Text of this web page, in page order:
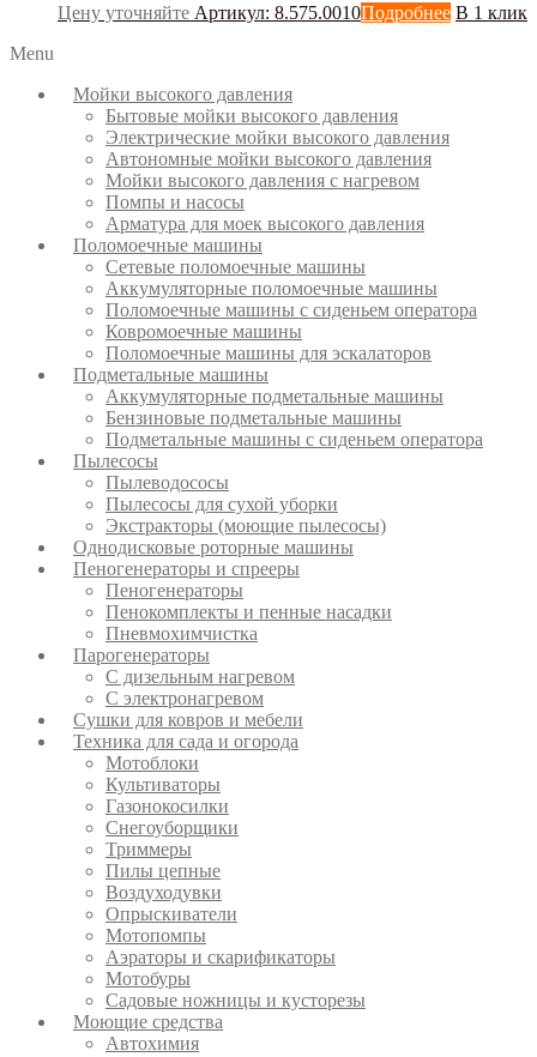
Цену уточняйте Артикул: 8.575.0010Подробнее В 1 клик
Menu
Мойки высокого давления
Бытовые мойки высокого давления
Электрические мойки высокого давления
Автономные мойки высокого давления
Мойки высокого давления с нагревом
Помпы и насосы
Арматура для моек высокого давления
Поломоечные машины
Сетевые поломоечные машины
Аккумуляторные поломоечные машины
Поломоечные машины с сиденьем оператора
Ковромоечные машины
Поломоечные машины для эскалаторов
Подметальные машины
Аккумуляторные подметальные машины
Бензиновые подметальные машины
Подметальные машины с сиденьем оператора
Пылесосы
Пылеводососы
Пылесосы для сухой уборки
Экстракторы (моющие пылесосы)
Однодисковые роторные машины
Пеногенераторы и спрееры
Пеногенераторы
Пенокомплекты и пенные насадки
Пневмохимчистка
Парогенераторы
С дизельным нагревом
С электронагревом
Сушки для ковров и мебели
Техника для сада и огорода
Мотоблоки
Культиваторы
Газонокосилки
Снегоуборщики
Триммеры
Пилы цепные
Воздуходувки
Опрыскиватели
Мотопомпы
Аэраторы и скарификаторы
Мотобуры
Садовые ножницы и кусторезы
Моющие средства
Автохимия